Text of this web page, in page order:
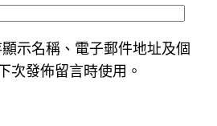
示名稱、電子郵件地址及個
次發佈留言時使用。